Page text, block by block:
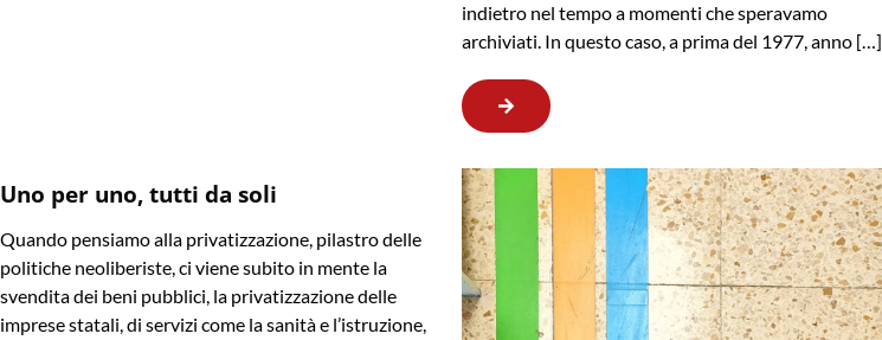
indietro nel tempo a momenti che speravamo
archiviati. In questo caso, a prima del 1977, anno […]
Uno per uno, tutti da soli
Quando pensiamo alla privatizzazione, pilastro delle
politiche neoliberiste, ci viene subito in mente la
svendita dei beni pubblici, la privatizzazione delle
imprese statali, di servizi come la sanità e l’istruzione,